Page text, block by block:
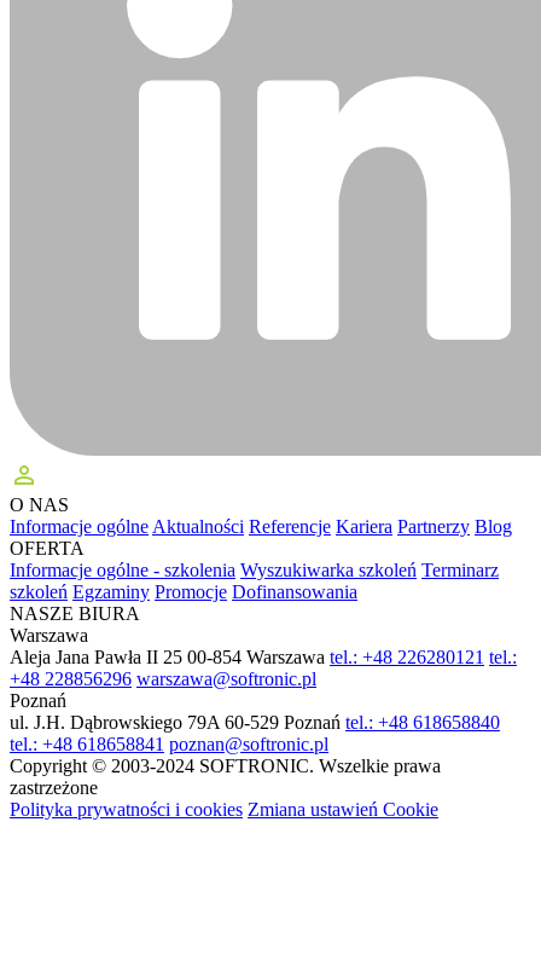
perm_identity
O NAS
Informacje ogólne Aktualności Referencje Kariera Partnerzy Blog
OFERTA
Informacje ogólne - szkolenia Wyszukiwarka szkoleń Terminarz
szkoleń Egzaminy Promocje Dofinansowania
NASZE BIURA
Warszawa
Aleja Jana Pawła II 25 00-854 Warszawa tel.: +48 226280121 tel.:
+48 228856296 warszawa@softronic.pl
Poznań
ul. J.H. Dąbrowskiego 79A 60-529 Poznań tel.: +48 618658840
tel.: +48 618658841 poznan@softronic.pl
Copyright © 2003-2024 SOFTRONIC. Wszelkie prawa
zastrzeżone
Polityka prywatności i cookies Zmiana ustawień Cookie